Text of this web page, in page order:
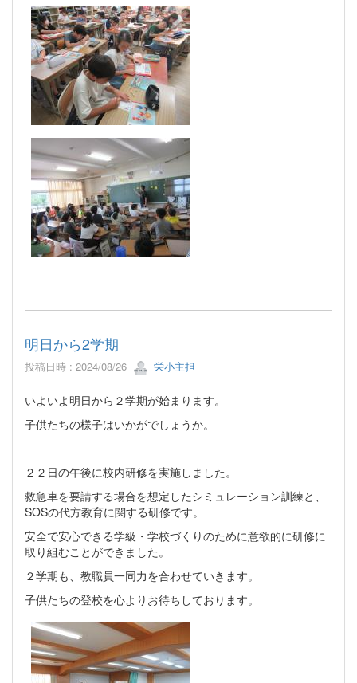
明日から2学期
投稿日時 : 2024/08/26 栄小主担
いよいよ明日から２学期が始まります。
子供たちの様子はいかがでしょうか。
２２日の午後に校内研修を実施しました。
救急車を要請する場合を想定したシミュレーション訓練と、
SOSの代方教育に関する研修です。
安全で安心できる学級・学校づくりのために意欲的に研修に
取り組むことができました。
２学期も、教職員一同力を合わせていきます。
子供たちの登校を心よりお待ちしております。